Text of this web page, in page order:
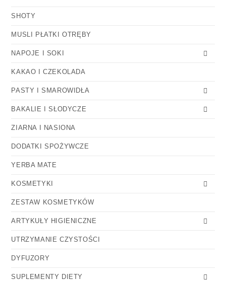
SHOTY
MUSLI PŁATKI OTRĘBY
NAPOJE I SOKI
KAKAO I CZEKOLADA
PASTY I SMAROWIDŁA
BAKALIE I SŁODYCZE
ZIARNA I NASIONA
DODATKI SPOŻYWCZE
YERBA MATE
KOSMETYKI
ZESTAW KOSMETYKÓW
ARTYKUŁY HIGIENICZNE
UTRZYMANIE CZYSTOŚCI
DYFUZORY
SUPLEMENTY DIETY